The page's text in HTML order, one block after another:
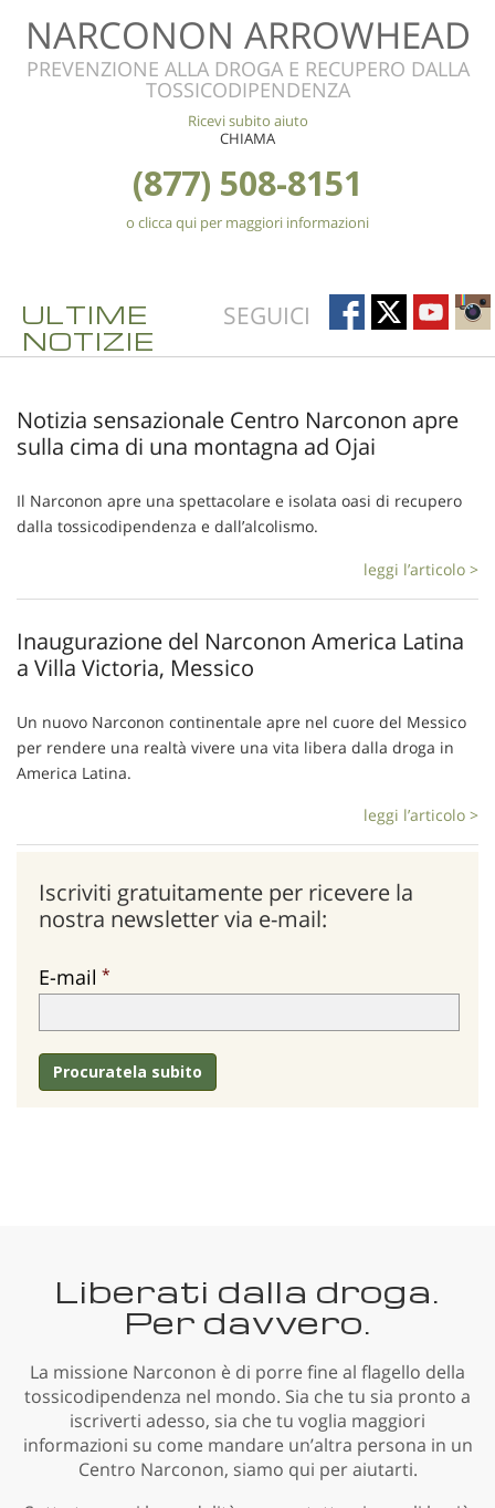
NARCONON ARROWHEAD
PREVENZIONE ALLA DROGA E RECUPERO DALLA
TOSSICODIPENDENZA
Ricevi subito aiuto
CHIAMA
(877) 508-8151
o clicca qui per maggiori informazioni
SEGUICI
ULTIME
NOTIZIE
Notizia sensazionale Centro Narconon apre
sulla cima di una montagna ad Ojai
Il Narconon apre una spettacolare e isolata oasi di recupero
dalla tossicodipendenza e dall’alcolismo.
leggi l’articolo >
Inaugurazione del Narconon America Latina
a Villa Victoria, Messico
Un nuovo Narconon continentale apre nel cuore del Messico
per rendere una realtà vivere una vita libera dalla droga in
America Latina.
leggi l’articolo >
Iscriviti gratuitamente per ricevere la
nostra newsletter via e-mail:
E-mail
Procuratela subito
Liberati dalla droga.
Per davvero.
La missione Narconon è di porre fine al flagello della
tossicodipendenza nel mondo. Sia che tu sia pronto a
iscriverti adesso, sia che tu voglia maggiori
informazioni su come mandare un’altra persona in un
Centro Narconon, siamo qui per aiutarti.